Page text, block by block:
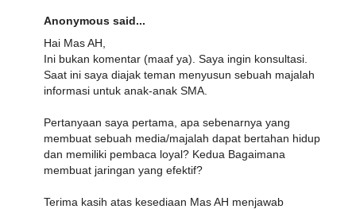
Anonymous said...
Hai Mas AH,
Ini bukan komentar (maaf ya). Saya ingin konsultasi.
Saat ini saya diajak teman menyusun sebuah majalah
informasi untuk anak-anak SMA.
Pertanyaan saya pertama, apa sebenarnya yang
membuat sebuah media/majalah dapat bertahan hidup
dan memiliki pembaca loyal? Kedua Bagaimana
membuat jaringan yang efektif?
Terima kasih atas kesediaan Mas AH menjawab